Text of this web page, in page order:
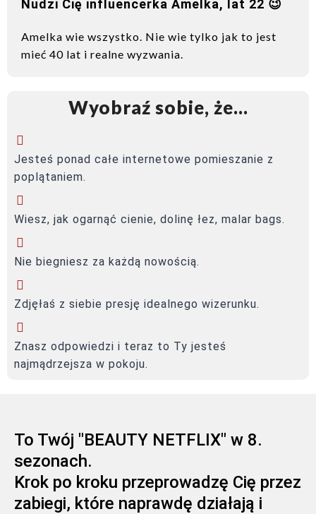
Nudzi Cię influencerka Amelka, lat 22 😉
Amelka wie wszystko. Nie wie tylko jak to jest
mieć 40 lat i realne wyzwania.
Wyobraź sobie, że…
Jesteś ponad całe internetowe pomieszanie z
poplątaniem.
Wiesz, jak ogarnąć cienie, dolinę łez, malar bags.
Nie biegniesz za każdą nowością.
Zdjęłaś z siebie presję idealnego wizerunku.
Znasz odpowiedzi i teraz to Ty jesteś
najmądrzejsza w pokoju.
To Twój "BEAUTY NETFLIX" w 8.
sezonach.
Krok po kroku przeprowadzę Cię przez
zabiegi, które naprawdę działają i